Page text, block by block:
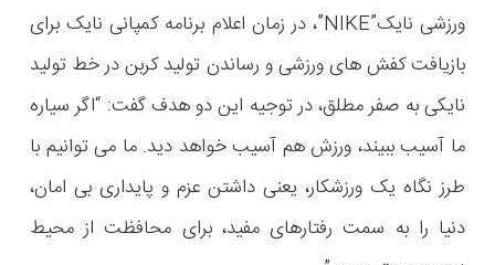
ورزشی نایک”NIKE”، در زمان اعلام برنامه کمپانی نایک برای
بازیافت کفش های ورزشی و رساندن تولید کربن در خط تولید
نایکی به صفر مطلق، در توجیه این دو هدف گفت: “اگر سیاره
ما آسیب ببیند، ورزش هم آسیب خواهد دید. ما می توانیم با
طرز نگاه یک ورزشکار، یعنی داشتن عزم و پایداری بی امان،
دنیا را به سمت رفتارهای مفید، برای محافظت از محیط